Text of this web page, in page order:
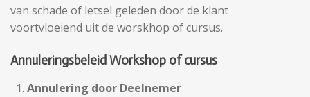
van schade of letsel geleden door de klant
voortvloeiend uit de worskhop of cursus.
Annuleringsbeleid Workshop of cursus
Annulering door Deelnemer